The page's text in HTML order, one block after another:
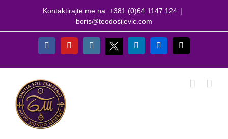
Kontaktirajte me na: +381 (0)64 1147 124 |
boris@teodosijevic.com
FacebookYouTubeInstagram
X LinkedInFlickr